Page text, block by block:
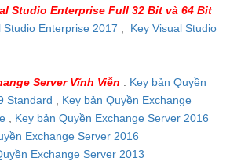
Studio Enterprise Full 32 Bit và 64 Bit
Studio Enterprise 2017
Key Visual Studio
Server Vĩnh Viễn : Key bản Quyền
Standard
Key bản Quyền Exchange
Key bản Quyền Exchange Server 2016
Exchange Server 2016
Exchange Server 2013